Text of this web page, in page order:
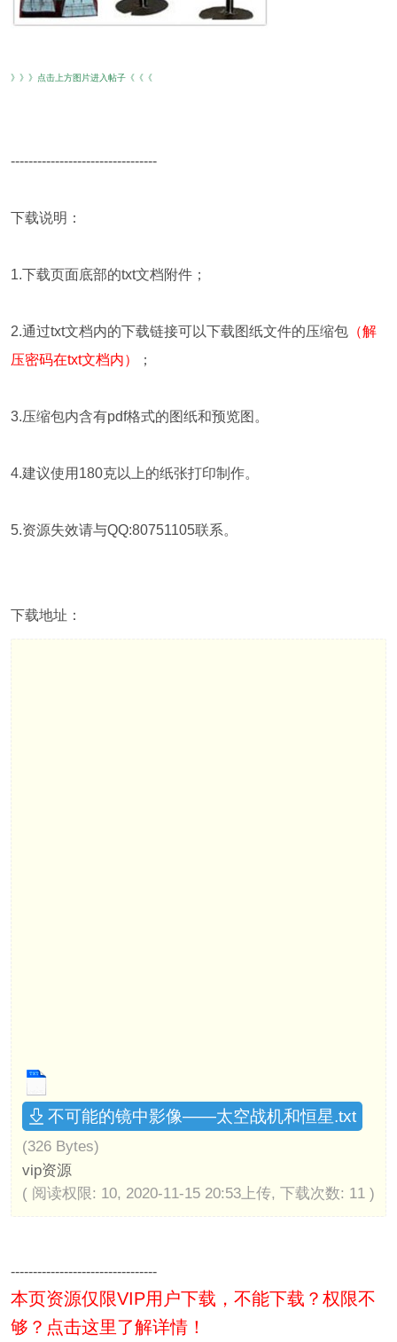
》》》点击上方图片进入帖子《《《
---------------------------------
下载说明：
1.下载页面底部的txt文档附件；
2.通过txt文档内的下载链接可以下载图纸文件的压缩包（解
压密码在txt文档内）
；
3.压缩包内含有pdf格式的图纸和预览图。
4.建议使用180克以上的纸张打印制作。
5.资源失效请与QQ:80751105联系。
下载地址：
不可能的镜中影像——太空战机和恒星.txt
(326 Bytes)
vip资源
( 阅读权限: 10, 2020-11-15 20:53上传, 下载次数: 11 )
---------------------------------
本页资源仅限VIP用户下载，不能下载？权限不
够？点击这里了解详情！